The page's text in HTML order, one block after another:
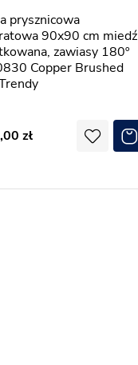
90x90 cm miedź
zawiasy 180º
Copper Brushed